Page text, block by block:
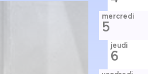
mercredi
5
jeudi
6